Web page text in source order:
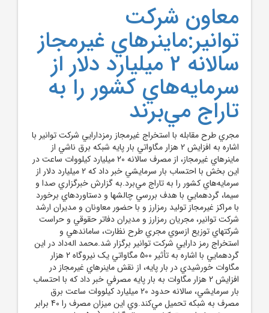
معاون شرکت
توانير:ماينر‌هاي غيرمجاز
سالانه 2 ميليارد دلار از
سرمايه‌هاي کشور را به
تاراج مي‌برند
مجري طرح مقابله با استخراج غيرمجاز رمزدارايي شرکت توانير با
اشاره به افزايش 2 هزار مگاواتي بار پايه شبکه برق ناشي از
ماينر‌هاي غيرمجاز، از مصرف سالانه 20 ميليارد کيلووات ساعت در
اين بخش با احتساب بار سرمايشي خبر داد که 2 ميليارد دلار از
سرمايه‌هاي کشور را به تاراج مي‌برد.به گزارش خبرگزاري صدا و
سيما، گردهمايي با هدف بررسي چالشها و دستاوردهاي برخورد
با مراکز غيرمجاز توليد رمزارز و با حضور معاونان و مديران ارشد
شرکت توانير، مجريان رمزارز و مديران دفاتر حقوقي و حراست
شرکتهاي توزيع ازسوي مجري طرح نظارت، ساماندهي و
استخراج رمز دارايي شرکت توانير برگزار شد.محمد اله‌داد در اين
گردهمايي با اشاره به تأثير 500 مگاواتي يک نيروگاه 2 هزار
مگاوات خورشيدي در بار پايه، از نقش ماينرهاي غيرمجاز در
افزايش 2 هزار مگاوات به بار پايه مصرفي خبر داد که با احتساب
بار سرمايشي، سالانه حدود 20 ميليارد کيلووات ساعت برق
مصرف به شبکه تحميل مي‌کند.وي اين ميزان مصرف را 40 برابر